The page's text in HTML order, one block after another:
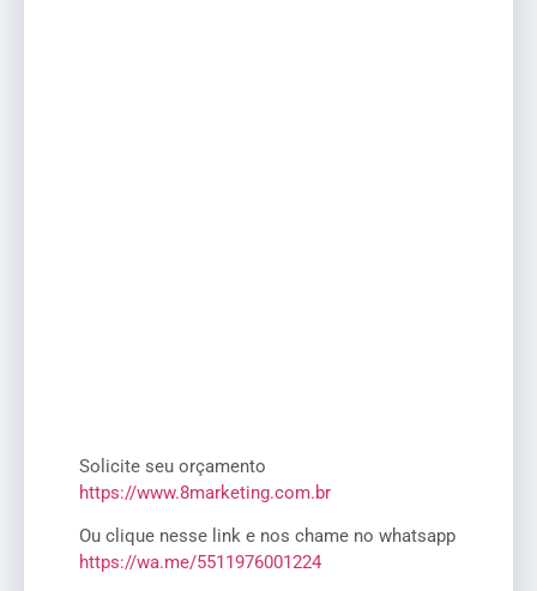
Solicite seu orçamento
https://www.8marketing.com.br
Ou clique nesse link e nos chame no whatsapp
https://wa.me/5511976001224